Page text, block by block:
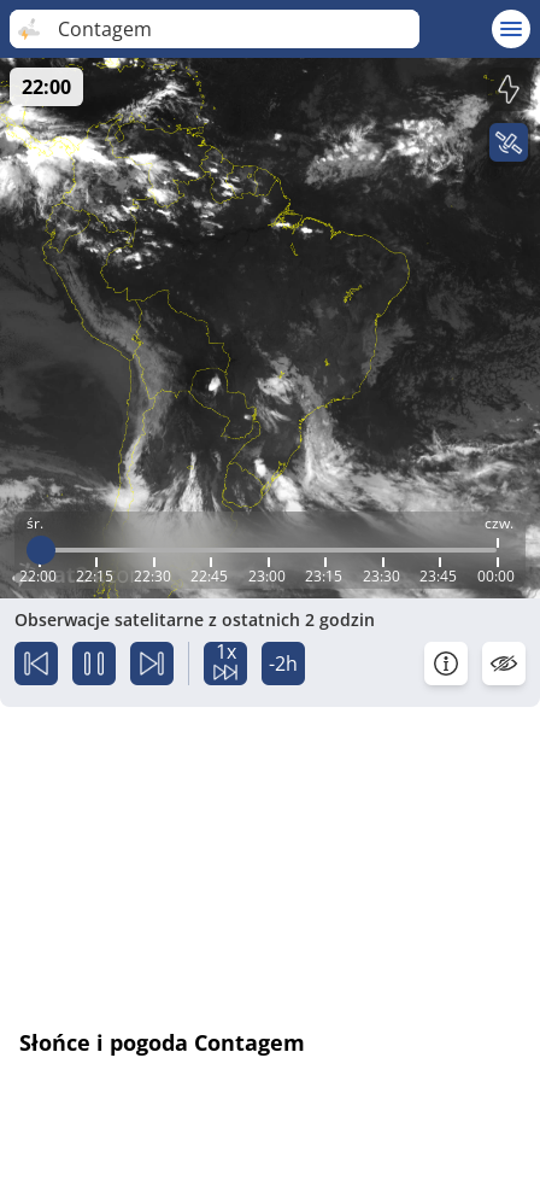
Contagem
śr. czw.
22:00 22:15 22:30 22:45 23:00 23:15 23:30 23:45 00:00
22:00
Obserwacje satelitarne z ostatnich 2 godzin
1x -2h
Słońce i pogoda Contagem